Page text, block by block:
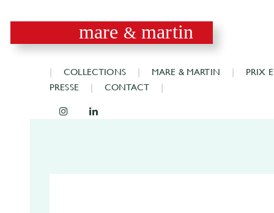
mare & martin
COLLECTIONS MARE & MARTIN
PRIX
PRESSE
CONTACT